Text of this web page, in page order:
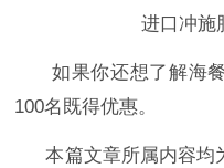
进口冲施
如果你还想了解海
100名既得优惠。
本篇文章所属内容均